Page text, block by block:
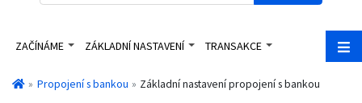
ZAČÍNÁME ZÁKLADNÍ NASTAVENÍ TRANSAKCE
Propojení s bankou Základní nastavení propojení s bankou